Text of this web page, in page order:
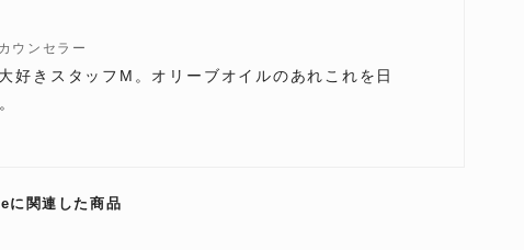
ウンセラー
好きスタッフM。オリーブオイルのあれこれを日
に関連した商品